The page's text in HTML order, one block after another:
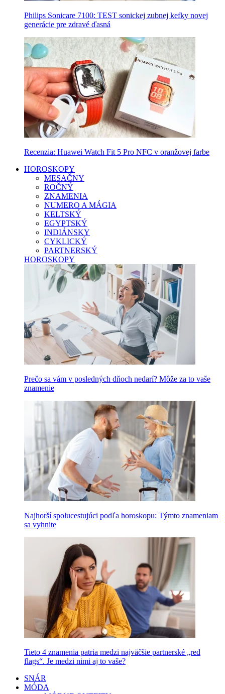
Philips Sonicare 7100: TEST sonickej zubnej kefky novej
generácie pre zdravé ďasná
Recenzia: Huawei Watch Fit 5 Pro NFC v oranžovej farbe
HOROSKOPY
MESAČNY
ROČNÝ
ZNAMENIA
NUMERO A MÁGIA
KELTSKÝ
EGYPTSKÝ
INDIÁNSKY
CYKLICKÝ
PARTNERSKÝ
HOROSKOPY
Prečo sa vám v posledných dňoch nedarí? Môže za to vaše
znamenie
Najhorší spolucestujúci podľa horoskopu: Týmto znameniam
sa vyhnite
Tieto 4 znamenia patria medzi najväčšie partnerské „red
flags“. Je medzi nimi aj to vaše?
SNÁR
MÓDA